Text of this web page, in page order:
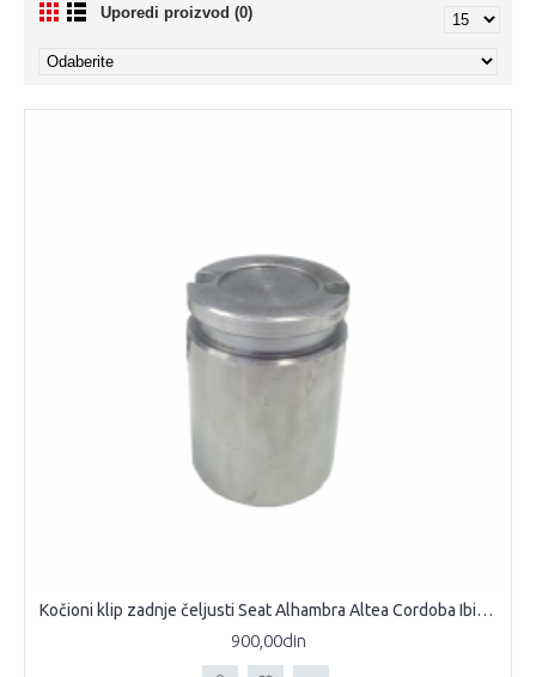
Uporedi proizvod (0)
Kočioni klip zadnje čeljusti Seat Alhambra Altea Cordoba Ibiza Leon Toledo Exeo 38mm klip za zadnju čeljust klip zadnje čeljusti
900,00din